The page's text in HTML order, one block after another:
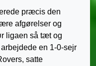
præcis den
afgørelser og
ligaen så tæt og
en 1-0-sejr
satte